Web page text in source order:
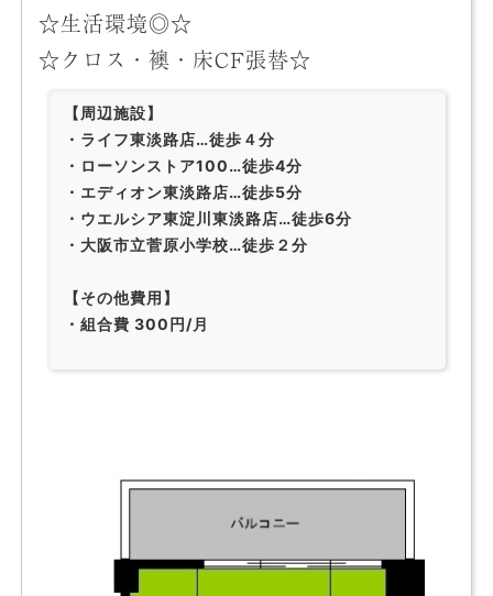
☆生活環境◎☆
☆クロス・襖・床CF張替☆
【周辺施設】
・ライフ東淡路店…徒歩４分
・ローソンストア100…徒歩4分
・エディオン東淡路店…徒歩5分
・ウエルシア東淀川東淡路店…徒歩6分
・大阪市立菅原小学校…徒歩２分
【その他費用】
・組合費 300円/月